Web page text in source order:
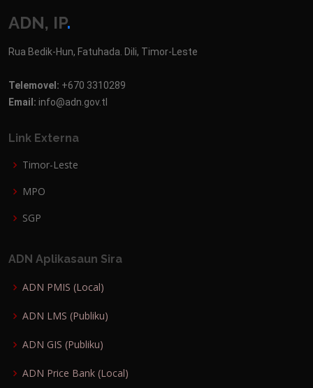
ADN, IP.
Rua Bedik-Hun, Fatuhada. Dili, Timor-Leste
Telemovel: +670 3310289
Email: info@adn.gov.tl
Link Externa
Timor-Leste
MPO
SGP
ADN Aplikasaun Sira
ADN PMIS (Local)
ADN LMS (Publiku)
ADN GIS (Publiku)
ADN Price Bank (Local)